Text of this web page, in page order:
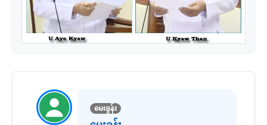
မေးခွန်း